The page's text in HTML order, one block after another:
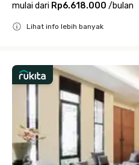
mulai dari Rp6.618.000 /bulan
Lihat info lebih banyak